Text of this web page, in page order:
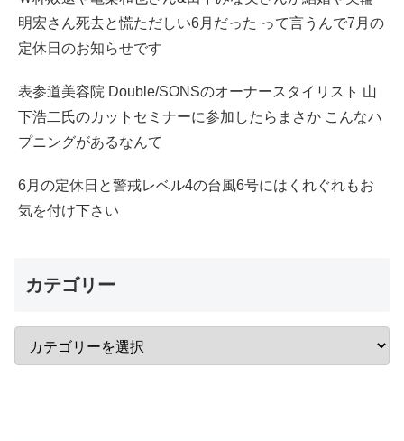
明宏さん死去と慌ただしい6月だった って言うんで7月の
定休日のお知らせです
表参道美容院 Double/SONSのオーナースタイリスト 山
下浩二氏のカットセミナーに参加したらまさか こんなハ
プニングがあるなんて
6月の定休日と警戒レベル4の台風6号にはくれぐれもお
気を付け下さい
カテゴリー